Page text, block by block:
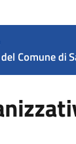
Comune di